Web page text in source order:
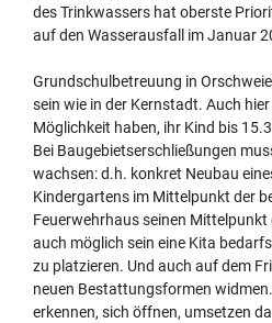
des Trinkwassers hat oberste
auf den Wasserausfall im Januar
Grundschulbetreuung in
sein wie in der Kernstadt. Auch
Möglichkeit haben, ihr Kind bis
Bei Baugebietserschließungen
wachsen: d.h. konkret Neubau
Kindergartens im Mittelpunkt der
Feuerwehrhaus seinen
auch möglich sein eine Kita
zu platzieren. Und auch auf dem
neuen Bestattungsformen
erkennen, sich öffnen, umsetzen